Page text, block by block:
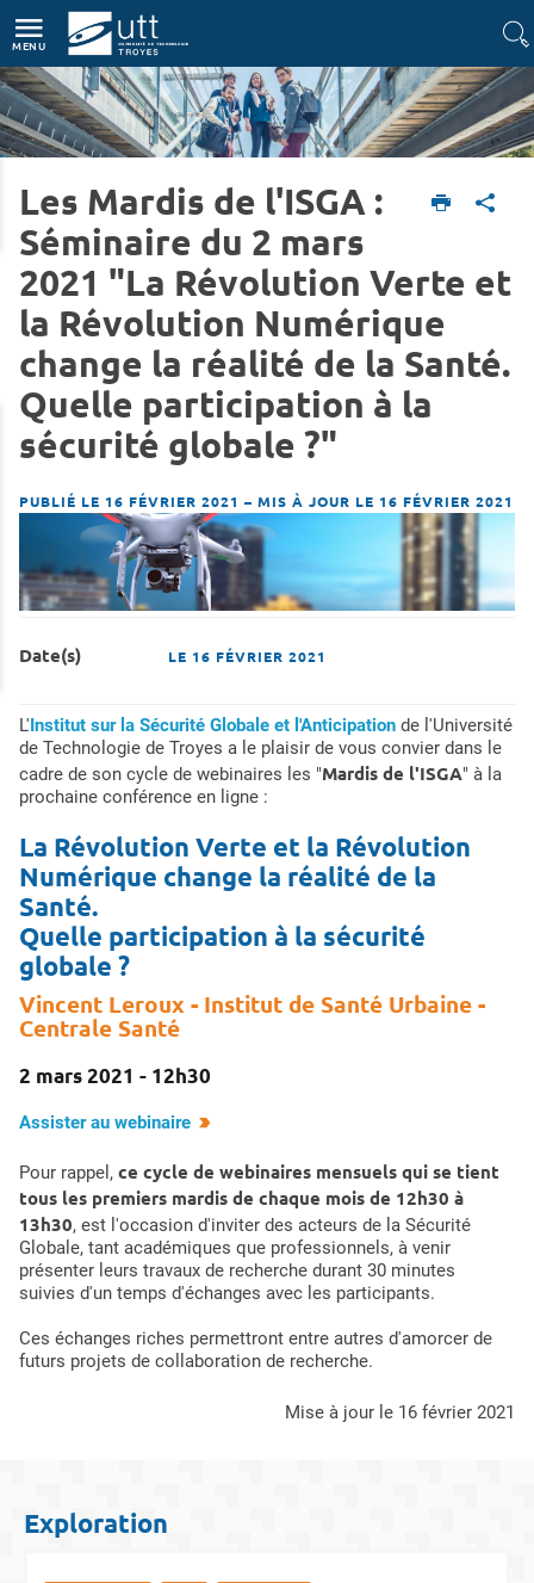
MENU
Accueil L'UTT Actualités
Les Mardis de l'ISGA :
Séminaire du 2 mars
2021 "La Révolution Verte et
la Révolution Numérique
change la réalité de la Santé.
Quelle participation à la
sécurité globale ?"
PUBLIÉ LE 16 FÉVRIER 2021 – MIS À JOUR LE 16 FÉVRIER 2021
Date(s) LE 16 FÉVRIER 2021
L'Institut sur la Sécurité Globale et l'Anticipation de l'Université
de Technologie de Troyes a le plaisir de vous convier dans le
cadre de son cycle de webinaires les "Mardis de l'ISGA" à la
prochaine conférence en ligne :
La Révolution Verte et la Révolution
Numérique change la réalité de la
Santé.
Quelle participation à la sécurité
globale ?
Vincent Leroux - Institut de Santé Urbaine -
Centrale Santé
2 mars 2021 - 12h30
Assister au webinaire
Pour rappel, ce cycle de webinaires mensuels qui se tient
tous les premiers mardis de chaque mois de 12h30 à
13h30, est l'occasion d'inviter des acteurs de la Sécurité
Globale, tant académiques que professionnels, à venir
présenter leurs travaux de recherche durant 30 minutes
suivies d'un temps d'échanges avec les participants.
Ces échanges riches permettront entre autres d'amorcer de
futurs projets de collaboration de recherche.
mise à jour le 16 février 2021
Exploration